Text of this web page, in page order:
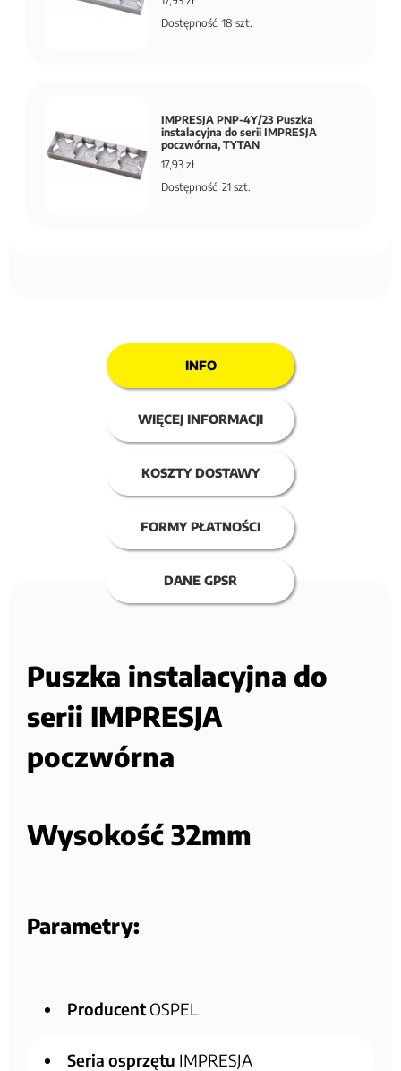
Dostępność: 18 szt.
IMPRESJA PNP-4Y/23 Puszka
instalacyjna do serii IMPRESJA
poczwórna, TYTAN
17,93 zł
Dostępność: 21 szt.
INFO
WIĘCEJ INFORMACJI
KOSZTY DOSTAWY
FORMY PŁATNOŚCI
DANE GPSR
Puszka instalacyjna do
serii IMPRESJA
poczwórna
Wysokość 32mm
Parametry:
Producent OSPEL
Seria osprzętu IMPRESJA